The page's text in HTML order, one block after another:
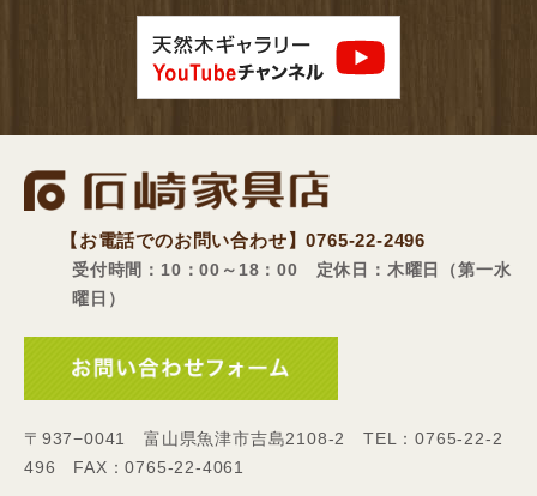
【お電話でのお問い合わせ】0765-22-2496
受付時間：10：00～18：00 定休日：木曜日（第一水
曜日）
〒937−0041 富山県魚津市吉島2108-2 TEL：0765-22-2
496 FAX：0765-22-4061